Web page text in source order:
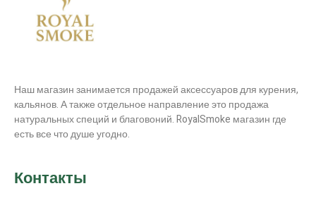
Наш магазин занимается продажей аксессуаров для курения,
кальянов. А также отдельное направление это продажа
натуральных специй и благовоний. RoyalSmoke магазин где
есть все что душе угодно.
Контакты